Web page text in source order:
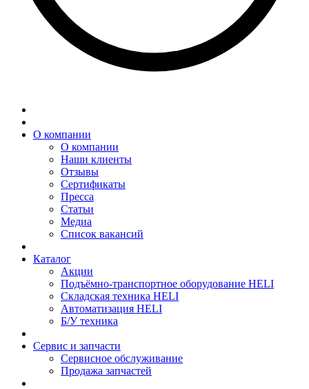
О компании
О компании
Наши клиенты
Отзывы
Сертификаты
Пресса
Статьи
Медиа
Список вакансий
Каталог
Акции
Подъёмно-транспортное оборудование HELI
Складская техника HELI
Автоматизация HELI
Б/У техника
Сервис и запчасти
Сервисное обслуживание
Продажа запчастей